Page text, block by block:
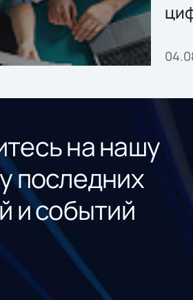
на нашу
последних
и событий